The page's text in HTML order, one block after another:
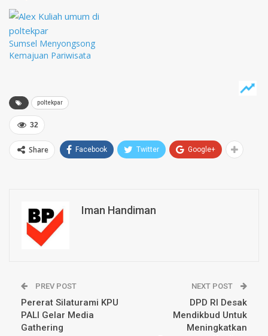
Sumsel Menyongsong
Kemajuan Pariwisata
poltekpar
32
Share Facebook Twitter Google+
Iman Handiman
PREV POST
Pererat Silaturami KPU
PALI Gelar Media
Gathering
NEXT POST
DPD RI Desak
Mendikbud Untuk
Meningkatkan